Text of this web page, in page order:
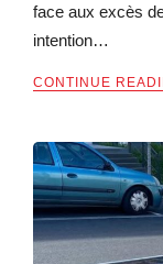
face aux excès
intention…
CONTINUE